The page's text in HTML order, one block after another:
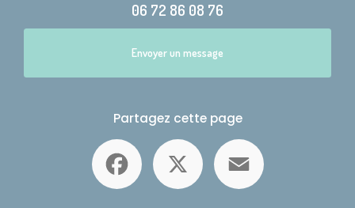
06 72 86 08 76
Envoyer un message
Partagez cette page
Facebook